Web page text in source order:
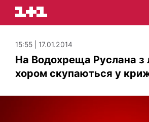
15:55 | 17.01.2014
На Водохреща Руслана з
хором скупаються у